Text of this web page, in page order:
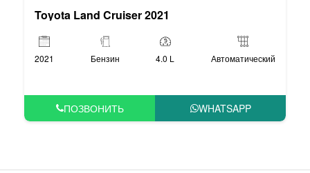
Toyota Land Cruiser 2021
2021 Бензин 4.0 L Автоматический
ПОЗВОНИТЬ WHATSAPP